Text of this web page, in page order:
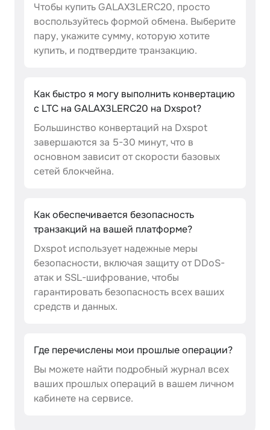
Чтобы купить GALAX3LERC20, просто
воспользуйтесь формой обмена. Выберите
пару, укажите сумму, которую хотите
купить, и подтвердите транзакцию.
Как быстро я могу выполнить конвертацию
с LTC на GALAX3LERC20 на Dxspot?
Большинство конвертаций на Dxspot
завершаются за 5-30 минут, что в
основном зависит от скорости базовых
сетей блокчейна.
Как обеспечивается безопасность
транзакций на вашей платформе?
Dxspot использует надежные меры
безопасности, включая защиту от DDoS-
атак и SSL-шифрование, чтобы
гарантировать безопасность всех ваших
средств и данных.
Где перечислены мои прошлые операции?
Вы можете найти подробный журнал всех
ваших прошлых операций в вашем личном
кабинете на сервисе.